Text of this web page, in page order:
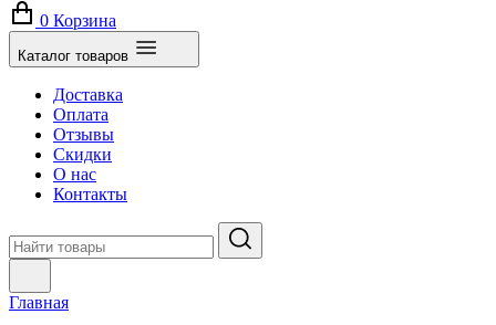
0 Корзина
Каталог товаров
Доставка
Оплата
Отзывы
Скидки
О нас
Контакты
Главная